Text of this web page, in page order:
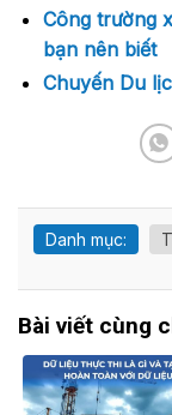
Công trường
bạn nên biết
Chuyến Du
Danh mục:
Bài viết cùng